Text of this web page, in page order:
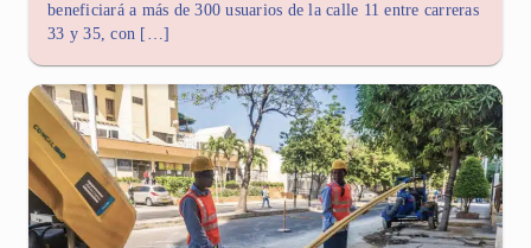
beneficiará a más de 300 usuarios de la calle 11 entre carreras
33 y 35, con […]